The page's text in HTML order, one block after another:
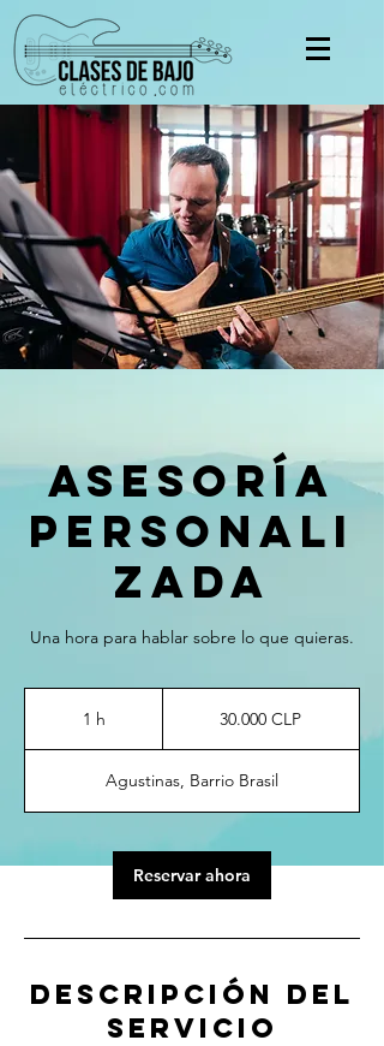
Asesoría
personali
zada
Una hora para hablar sobre lo que quieras.
1 h 30.000 CLP
Agustinas, Barrio Brasil
Reservar ahora
Descripción del
servicio